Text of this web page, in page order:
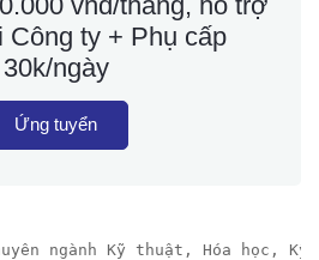
Công ty + Phụ cấp
30k/ngày
Ứng tuyển
ngành Kỹ thuật, Hóa học, Kỹ